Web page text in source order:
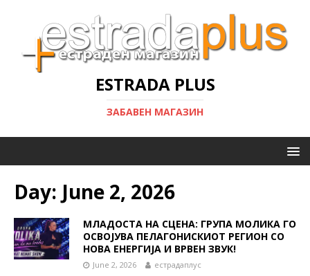
ESTRADA PLUS
ЗАБАВЕН МАГАЗИН
Day: June 2, 2026
МЛАДОСТА НА СЦЕНА: ГРУПА МОЛИКА ГО
ОСВОЈУВА ПЕЛАГОНИСКИОТ РЕГИОН СО
НОВА ЕНЕРГИЈА И ВРВЕН ЗВУК!
June 2, 2026 естрадаплус